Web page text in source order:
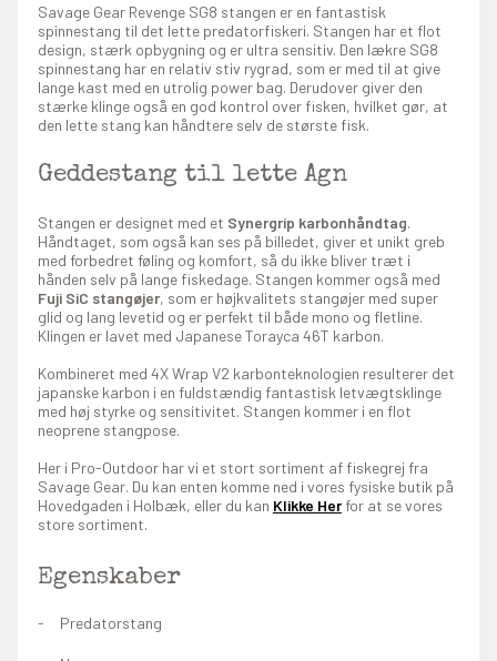
Savage Gear Revenge SG8 stangen er en fantastisk
spinnestang til det lette predatorfiskeri. Stangen har et flot
design, stærk opbygning og er ultra sensitiv. Den lækre SG8
spinnestang har en relativ stiv rygrad, som er med til at give
lange kast med en utrolig power bag. Derudover giver den
stærke klinge også en god kontrol over fisken, hvilket gør, at
den lette stang kan håndtere selv de største fisk.
Geddestang til lette Agn
Stangen er designet med et Synergrip karbonhåndtag.
Håndtaget, som også kan ses på billedet, giver et unikt greb
med forbedret føling og komfort, så du ikke bliver træt i
hånden selv på lange fiskedage. Stangen kommer også med
Fuji SiC stangøjer, som er højkvalitets stangøjer med super
glid og lang levetid og er perfekt til både mono og fletline.
Klingen er lavet med Japanese Torayca 46T karbon.
Kombineret med 4X Wrap V2 karbonteknologien resulterer det
japanske karbon i en fuldstændig fantastisk letvægtsklinge
med høj styrke og sensitivitet. Stangen kommer i en flot
neoprene stangpose.
Her i Pro-Outdoor har vi et stort sortiment af fiskegrej fra
Savage Gear. Du kan enten komme ned i vores fysiske butik på
Hovedgaden i Holbæk, eller du kan Klikke Herfor at se vores
store sortiment.
Egenskaber
Predatorstang